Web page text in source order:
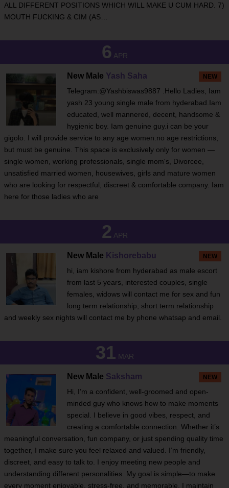
ALL DIFFERENT POSITIONS WHICH WILL MAKE U CUM HARD. 7)
MOUTH FUCKING & CIM (AS…
6 APR
NEW
New Male Yash Saha
Telegram:@Yashbiswas9887 .Hello Ladies, Iam
yash 23 young single male from hyderabad.Iam
educated, well mannered, decent, handsome &
hygienic boy. Iam genuine guy.i can be your
gigolo. I will provide service to any age women.no age restrictions,
but must be genuine. This space is exclusively only for women —
single women, working professionals, single mom's, Divorcee,
unsatisfied married women, housewives, girls and mature women
who are looking for respectful, discreet & comfortable company. Iam
here for those ladies who are
2 APR
NEW
New Male Kishorebabu
hi, iam kishore from hyderabad as male escort
from last 5 years, interested couples, single
females, widows will contact me for sex and fun
long term relationship, short term relationship
and weekly sex nights will contact me by phone whatsap and email.
31 MAR
NEW
New Male Saksham
Hi, I’m a confident, well-groomed and open-
minded guy who knows how to make moments
special. I believe in good vibes, respect, and
creating a comfortable connection. Whether it’s
meaningful conversation, fun company, or just spending quality time
together, I make sure you feel relaxed and valued. I’m friendly,
discreet, and easy to talk to. I enjoy meeting new people and
understanding different personalities. My goal is simple—to make
every moment enjoyable, stress-free, and memorable. I maintain